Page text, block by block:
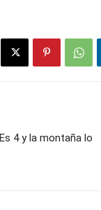
4 y la montaña lo